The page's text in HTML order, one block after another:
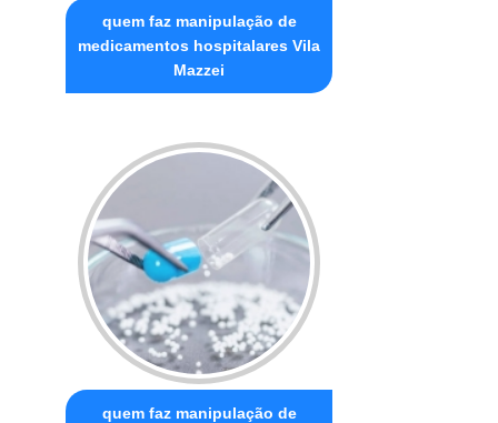
quem faz manipulação de
medicamentos hospitalares Vila
Mazzei
quem faz manipulação de